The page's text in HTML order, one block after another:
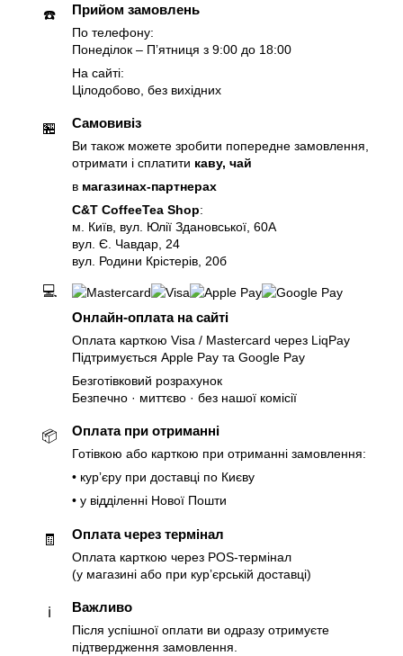
☎️ Прийом замовлень
По телефону:
Понеділок – Пʼятниця з 9:00 до 18:00
На сайті:
Цілодобово, без вихідних
🏪 Самовивіз
Ви також можете зробити попередне замовлення,
отримати і сплатити каву, чай
в магазинах-партнерах
C&T CoffeeTea Shop:
м. Київ, вул. Юлії Здановської, 60А
вул. Є. Чавдар, 24
вул. Родини Крістерів, 20б
💻
Онлайн-оплата на сайті
Оплата карткою Visa / Mastercard через LiqPay
Підтримується Apple Pay та Google Pay
Безготівковий розрахунок
Безпечно · миттєво · без нашої комісії
📦 Оплата при отриманні
Готівкою або карткою при отриманні замовлення:
• курʼєру при доставці по Києву
• у відділенні Нової Пошти
🧾 Оплата через термінал
Оплата карткою через POS-термінал
(у магазині або при курʼєрській доставці)
ℹ️ Важливо
Після успішної оплати ви одразу отримуєте
підтвердження замовлення.